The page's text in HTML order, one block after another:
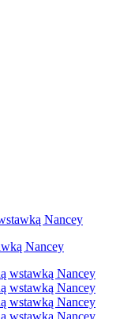
Nancey